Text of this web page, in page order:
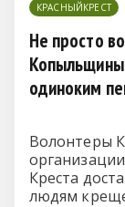
КРАСНЫЙКРЕСТ
Не просто
Копыльщины
одиноким
Волонтеры
Креста
людям